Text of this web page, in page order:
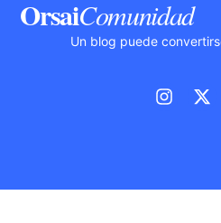
OrsaiComunidad
Un blog puede